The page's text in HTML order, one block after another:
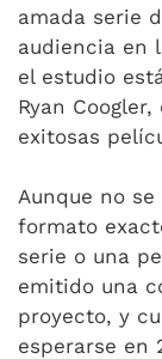
amada serie
audiencia en
el estudio
Ryan
exitosas
Aunque no
formato
serie o una
emitido una
proyecto, y
esperarse en